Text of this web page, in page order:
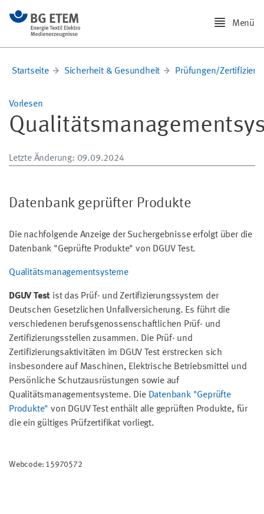
Menü
Startseite Sicherheit & Gesundheit Prüfungen/
Vorlesen
Letzte Änderung: 09.09.2024
Datenbank geprüfter Produkte
Die nachfolgende Anzeige der Suchergebnisse erfolgt über die
Datenbank "Geprüfte Produkte" von DGUV Test.
Qualitätsmanagementsysteme
DGUV Test ist das Prüf- und Zertifizierungssystem der
Deutschen Gesetzlichen Unfallversicherung. Es führt die
verschiedenen berufsgenossenschaftlichen Prüf- und
Zertifizierungsstellen zusammen. Die Prüf- und
Zertifizierungsaktivitäten im DGUV Test erstrecken sich
insbesondere auf Maschinen, Elektrische Betriebsmittel und
Persönliche Schutzausrüstungen sowie auf
Qualitätsmanagementsysteme. Die Datenbank "Geprüfte
Produkte" von DGUV Test enthält alle geprüften Produkte, für
die ein gültiges Prüfzertifikat vorliegt.
Webcode: 15970572